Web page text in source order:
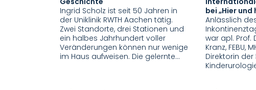
Ingrid Scholz ist seit 50 Jahren in
der Uniklinik RWTH Aachen tätig.
Zwei Standorte, drei Stationen und
ein halbes Jahrhundert voller
Veränderungen können nur wenige
im Haus aufweisen. Die gelernte…
bei „Hier und
Anlässlich
war apl. Prof.
Kranz, FEBU,
Direktorin der